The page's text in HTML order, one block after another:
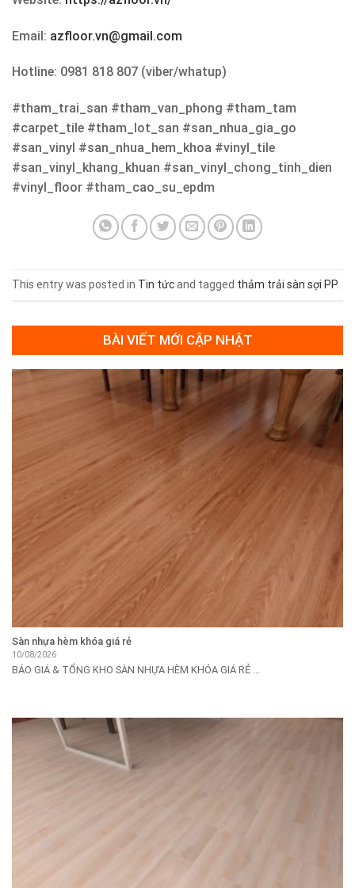
Email: azfloor.vn@gmail.com
Hotline: 0981 818 807 (viber/whatup)
#tham_trai_san #tham_van_phong #tham_tam
#carpet_tile #tham_lot_san #san_nhua_gia_go
#san_vinyl #san_nhua_hem_khoa #vinyl_tile
#san_vinyl_khang_khuan #san_vinyl_chong_tinh_dien
#vinyl_floor #tham_cao_su_epdm
This entry was posted in Tin tứcand tagged thảm trải sàn sợi PP.
BÀI VIẾT MỚI CẬP NHẬT
Sàn nhựa hèm khóa giá rẻ
10/08/2026
BÁO GIÁ & TỔNG KHO SÀN NHỰA HÈM KHÓA GIÁ RẺ ...